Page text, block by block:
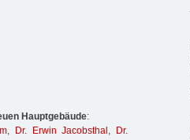
Hauptgebäude:
, Dr. Erwin Jacobsthal ,
Dr.